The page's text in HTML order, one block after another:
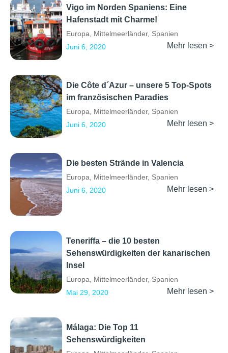
Vigo im Norden Spaniens: Eine
Hafenstadt mit Charme!
Europa, Mittelmeerländer, Spanien
Juni 6, 2020
Mehr lesen >
Die Côte d´Azur – unsere 5 Top-Spots
im französischen Paradies
Europa, Mittelmeerländer, Spanien
Juni 6, 2020
Mehr lesen >
Die besten Strände in Valencia
Europa, Mittelmeerländer, Spanien
Juni 6, 2020
Mehr lesen >
Teneriffa – die 10 besten
Sehenswürdigkeiten der kanarischen
Insel
Europa, Mittelmeerländer, Spanien
Mai 29, 2020
Mehr lesen >
Málaga: Die Top 11
Sehenswürdigkeiten